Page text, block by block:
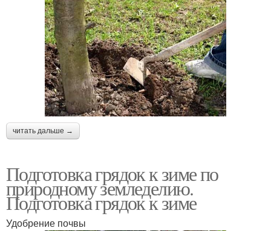
читать дальше →
Подготовка грядок к зиме по
природному земледелию.
Подготовка грядок к зиме
Удобрение почвы